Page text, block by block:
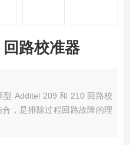
路校准器
Additel 209 和 210 回路校
，是排除过程回路故障的理